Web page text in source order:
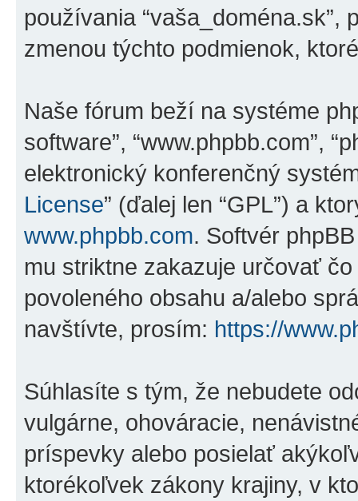
používania
zmenou týchto podmienok,
Naše fórum beží na systéme
software”, “www.phpbb.com”,
elektronický konferenčný
License” (ďalej len “GPL”) a
www.phpbb.com. Softvér
mu striktne zakazuje určovať
povoleného obsahu a/alebo
navštívte, prosím: https://
Súhlasíte s tým, že nebudete
vulgárne, ohováracie,
príspevky alebo posielať
ktorékoľvek zákony krajiny, v